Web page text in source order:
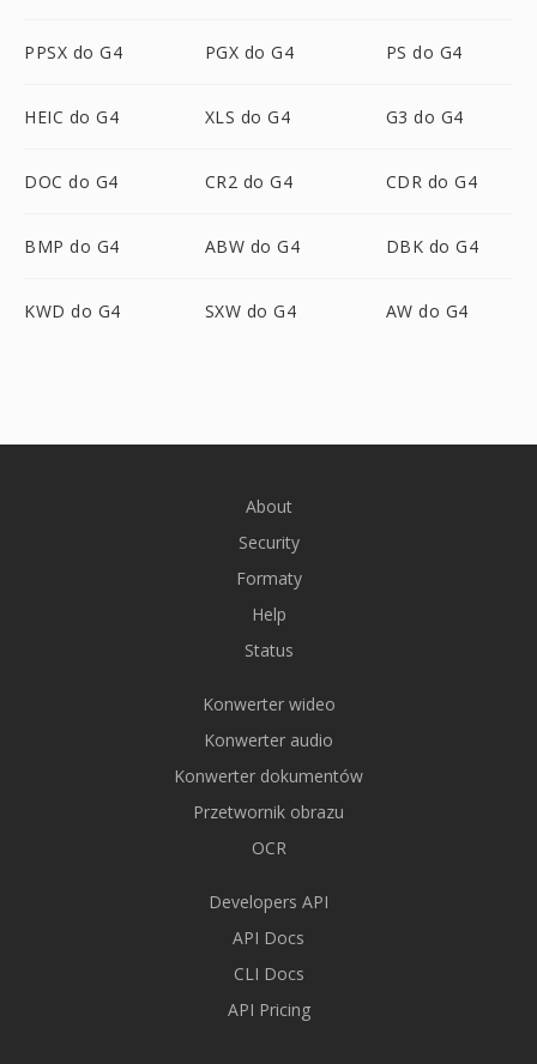
PPSX do G4 PGX do G4 PS do G4
HEIC do G4 XLS do G4 G3 do G4
DOC do G4 CR2 do G4 CDR do G4
BMP do G4 ABW do G4 DBK do G4
KWD do G4 SXW do G4 AW do G4
About
Security
Formaty
Help
Status
Konwerter wideo
Konwerter audio
Konwerter dokumentów
Przetwornik obrazu
OCR
Developers API
API Docs
CLI Docs
API Pricing